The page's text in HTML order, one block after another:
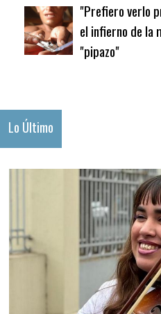
"Prefiero verlo
el infierno de la
"pipazo"
Lo Último